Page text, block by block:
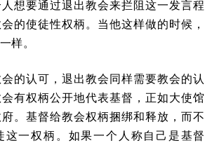
想要通过退出教会来拦阻这一发言程
的使徒性权柄。当他这样做的时候，
样。
的认可，退出教会同样需要教会的认
有权柄公开地代表基督，正如大使馆
。基督给教会权柄捆绑和释放，而不
这一权柄。如果一个人称自己是基督